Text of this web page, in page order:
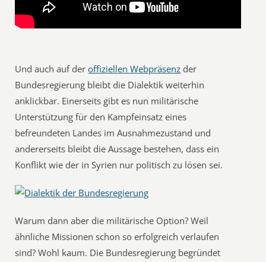
Und auch auf deroffiziellen Webpräsenz der
Bundesregierung bleibt die Dialektik weiterhin
anklickbar. Einerseits gibt es nun militärische
Unterstützung für den Kampfeinsatz eines
befreundeten Landes im Ausnahmezustand und
andererseits bleibt die Aussage bestehen, dass ein
Konflikt wie der in Syrien nur politisch zu lösen sei.
Warum dann aber die militärische Option? Weil
ähnliche Missionen schon so erfolgreich verlaufen
sind? Wohl kaum. Die Bundesregierung begründet